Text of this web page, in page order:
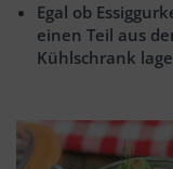
Egal ob
einen Teil aus
Kühlschrank